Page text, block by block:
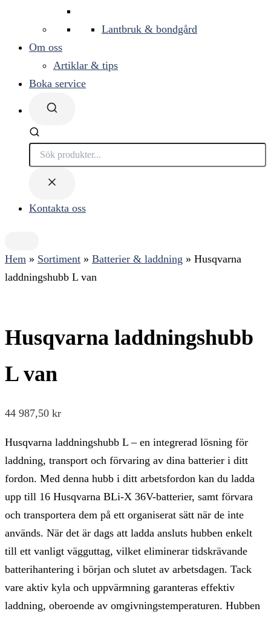
Lantbruk & bondgård
Om oss
Artiklar & tips
Boka service
Söker...
Kontakta oss
Hem » Sortiment » Batterier & laddning » Husqvarna
laddningshubb L van
Husqvarna laddningshubb
L van
44 987,50 kr
Husqvarna laddningshubb L – en integrerad lösning för
laddning, transport och förvaring av dina batterier i ditt
fordon. Med denna hubb i ditt arbetsfordon kan du ladda
upp till 16 Husqvarna BLi-X 36V-batterier, samt förvara
och transportera dem på ett organiserat sätt när de inte
används. När det är dags att ladda ansluts hubben enkelt
till ett vanligt vägguttag, vilket eliminerar tidskrävande
batterihantering i början och slutet av arbetsdagen. Tack
vare aktiv kyla och uppvärmning garanteras effektiv
laddning, oberoende av omgivningstemperaturen. Hubben